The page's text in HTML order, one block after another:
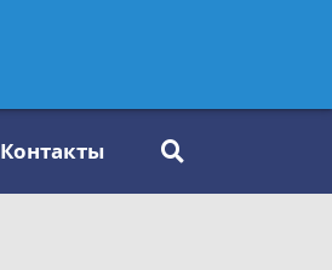
Контакты